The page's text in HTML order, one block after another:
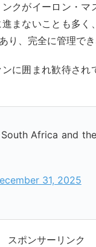
クがイーロン・
まないことも多く
り、完全に管理で
に囲まれ歓待さ
Africa and
31, 2025
スポンサーリンク